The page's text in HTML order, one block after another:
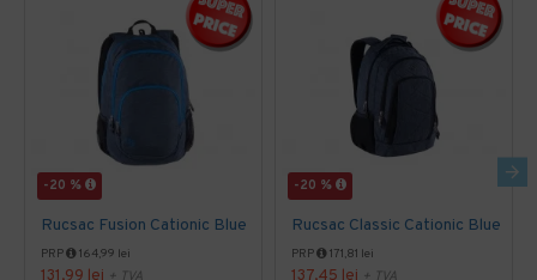
-20 %
Rucsac Fusion Cationic Blue
PRP 164,99 lei
+ TVA
-20 %
Rucsac Classic Cationic Blue
PRP 171,81 lei
+ TVA